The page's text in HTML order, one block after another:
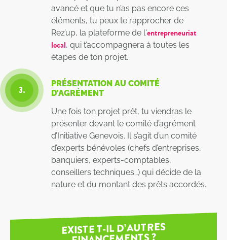
avancé et que tu n’as pas encore ces
éléments, tu peux te rapprocher de
Rez’up, la plateforme de l'entrepreneuriat
local, qui t’accompagnera à toutes les
étapes de ton projet.
3.
PRÉSENTATION AU COMITÉ
D’AGRÉMENT
Une fois ton projet prêt, tu viendras le
présenter devant le comité d’agrément
d’Initiative Genevois. Il s’agit d’un comité
d’experts bénévoles (chefs d’entreprises,
banquiers, experts-comptables,
conseillers techniques…) qui décide de la
nature et du montant des prêts accordés.
EXISTE T-IL D’AUTRES